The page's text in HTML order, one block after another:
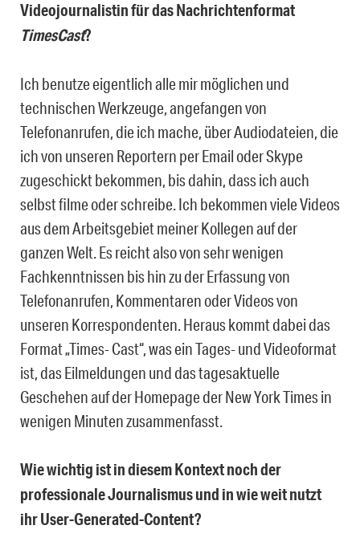
Videojournalistin für das Nachrichtenformat
TimesCast?
Ich benutze eigentlich alle mir möglichen und
technischen Werkzeuge, angefangen von
Telefonanrufen, die ich mache, über Audiodateien, die
ich von unseren Reportern per Email oder Skype
zugeschickt bekommen, bis dahin, dass ich auch
selbst filme oder schreibe. Ich bekommen viele Videos
aus dem Arbeitsgebiet meiner Kollegen auf der
ganzen Welt. Es reicht also von sehr wenigen
Fachkenntnissen bis hin zu der Erfassung von
Telefonanrufen, Kommentaren oder Videos von
unseren Korrespondenten. Heraus kommt dabei das
Format „Times- Cast“, was ein Tages- und Videoformat
ist, das Eilmeldungen und das tagesaktuelle
Geschehen auf der Homepage der New York Times in
wenigen Minuten zusammenfasst.
Wie wichtig ist in diesem Kontext noch der
professionale Journalismus und in wie weit nutzt
ihr User-Generated-Content?